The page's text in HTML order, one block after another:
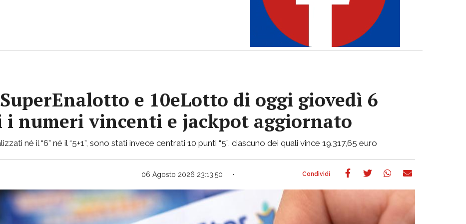
e 10eLotto di oggi giovedì 6
i numeri vincenti e jackpot aggiornato
né il “6” né il “5+1”, sono stati invece centrati 10 punti “5”, ciascuno dei quali vince 19.317,65 euro
06 Agosto 2026 23:13:50